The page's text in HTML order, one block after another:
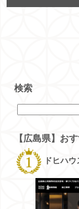
検索
【広島県】お
ドヒハウ